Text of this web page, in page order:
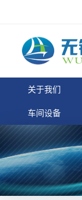
关于我们
车间设备